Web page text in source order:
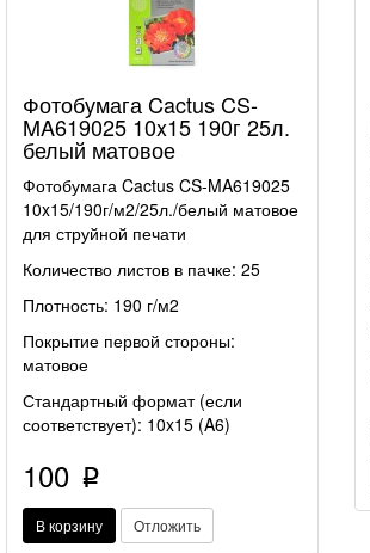
Фотобумага Cactus CS-
MA619025 10x15 190г 25л.
белый матовое
Фотобумага Cactus CS-MA619025
10x15/190г/м2/25л./белый матовое
для струйной печати
Количество листов в пачке: 25
Плотность: 190 г/м2
Покрытие первой стороны:
матовое
Стандартный формат (если
соответствует): 10x15(A6)
100 p
В корзину Отложить